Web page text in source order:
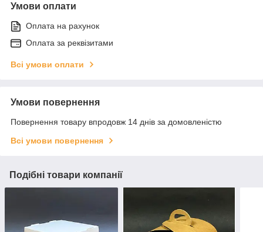
Умови оплати
Оплата на рахунок
Оплата за реквізитами
Всі умови оплати
Умови повернення
Повернення товару впродовж 14 днів за домовленістю
Всі умови повернення
Подібні товари компанії